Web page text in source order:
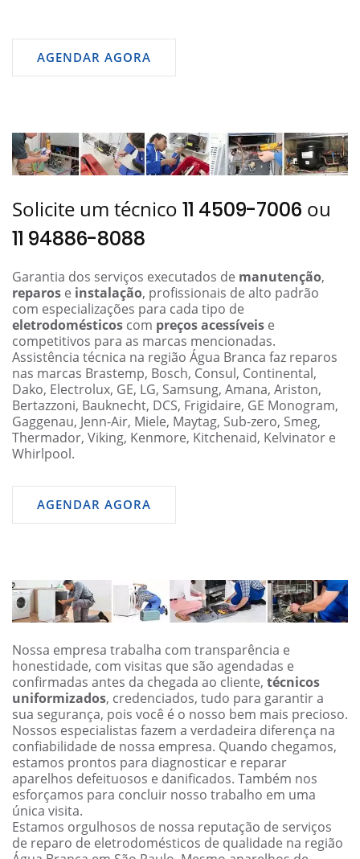
AGENDAR AGORA
Solicite um técnico 11 4509-7006 ou
11 94886-8088
Garantia dos serviços executados de manutenção,
reparos e instalação, profissionais de alto padrão
com especializações para cada tipo de
eletrodomésticos com preços acessíveis e
competitivos para as marcas mencionadas.
Assistência técnica na região Água Branca faz reparos
nas marcas Brastemp, Bosch, Consul, Continental,
Dako, Electrolux, GE, LG, Samsung, Amana, Ariston,
Bertazzoni, Bauknecht, DCS, Frigidaire, GE Monogram,
Gaggenau, Jenn-Air, Miele, Maytag, Sub-zero, Smeg,
Thermador, Viking, Kenmore, Kitchenaid, Kelvinator e
Whirlpool.
AGENDAR AGORA
Nossa empresa trabalha com transparência e
honestidade, com visitas que são agendadas e
confirmadas antes da chegada ao cliente, técnicos
uniformizados, credenciados, tudo para garantir a
sua segurança, pois você é o nosso bem mais precioso.
Nossos especialistas fazem a verdadeira diferença na
confiabilidade de nossa empresa. Quando chegamos,
estamos prontos para diagnosticar e reparar
aparelhos defeituosos e danificados. Também nos
esforçamos para concluir nosso trabalho em uma
única visita.
Estamos orgulhosos de nossa reputação de serviços
de reparo de eletrodomésticos de qualidade na região